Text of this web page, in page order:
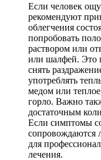
Если человек
рекомендуют
облегчения
попробовать
раствором или
или шалфей. Это
снять
употреблять
медом или
горло. Важно
достаточным
Если симптомы
сопровождаются
для
лечения.